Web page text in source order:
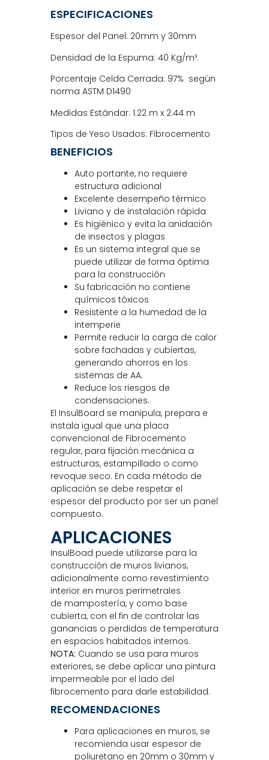
ESPECIFICACIONES
Espesor del Panel: 20mm y 30mm
Densidad de la Espuma: 40 Kg/m³.
Porcentaje Celda Cerrada: 97% según
norma ASTM D1490
Medidas Estándar: 1.22 m x 2.44 m
Tipos de Yeso Usados: Fibrocemento
BENEFICIOS
Auto portante, no requiere
estructura adicional
Excelente desempeño térmico
Liviano y de instalación rápida
Es higiénico y evita la anidación
de insectos y plagas
Es un sistema integral que se
puede utilizar de forma óptima
para la construcción
Su fabricación no contiene
químicos tóxicos
Resistente a la humedad de la
intemperie
Permite reducir la carga de calor
sobre fachadas y cubiertas,
generando ahorros en los
sistemas de AA.
Reduce los riesgos de
condensaciones.
El InsulBoard se manipula, prepara e
instala igual que una placa
convencional de Fibrocemento
regular, para fijación mecánica a
estructuras, estampillado o como
revoque seco. En cada método de
aplicación se debe respetar el
espesor del producto por ser un panel
compuesto.
APLICACIONES
InsulBoad puede utilizarse para la
construcción de muros livianos,
adicionalmente como revestimiento
interior en muros perimetrales
de mampostería, y como base
cubierta, con el fin de controlar las
ganancias o perdidas de temperatura
en espacios habitados internos.
NOTA: Cuando se usa para muros
exteriores, se debe aplicar una pintura
impermeable por el lado del
fibrocemento para darle estabilidad.
RECOMENDACIONES
Para aplicaciones en muros, se
recomienda usar espesor de
poliuretano en 20mm o 30mm y